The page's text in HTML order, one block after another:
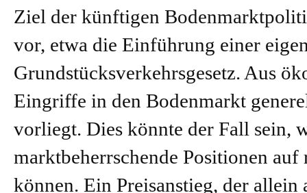
Ziel der künftigen
vor, etwa die Einführung einer
Grundstücksverkehrsgesetz. Aus
Eingriffe in den Bodenmarkt
vorliegt. Dies könnte der Fall sein,
marktbeherrschende Positionen
können. Ein Preisanstieg, der